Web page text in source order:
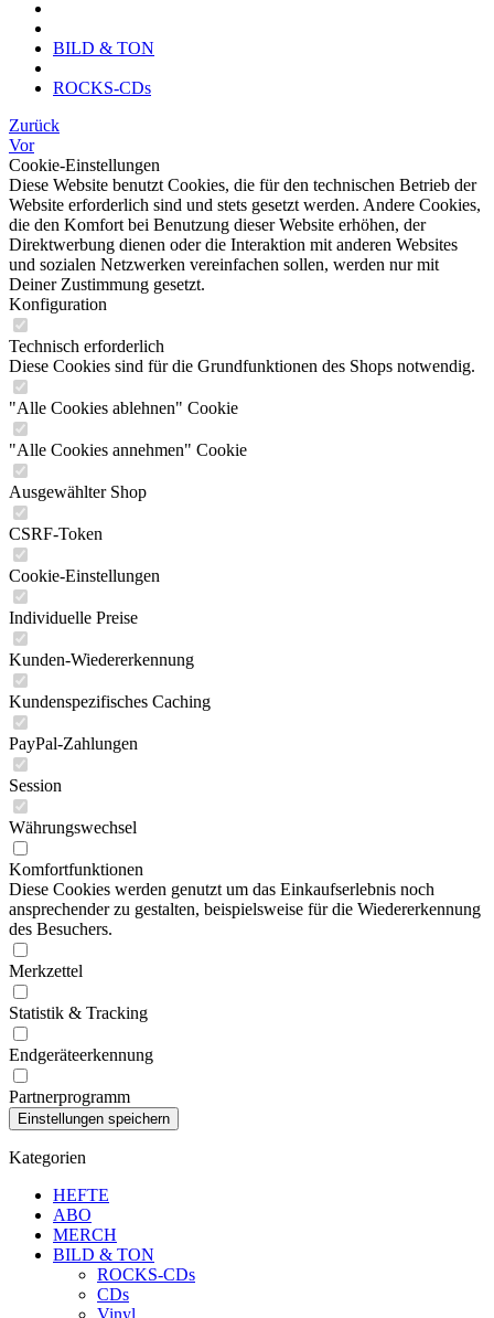
BILD & TON
ROCKS-CDs
Zurück
Vor
Cookie-Einstellungen
Diese Website benutzt Cookies, die für den technischen Betrieb der
Website erforderlich sind und stets gesetzt werden. Andere Cookies,
die den Komfort bei Benutzung dieser Website erhöhen, der
Direktwerbung dienen oder die Interaktion mit anderen Websites
und sozialen Netzwerken vereinfachen sollen, werden nur mit
Deiner Zustimmung gesetzt.
Konfiguration
Technisch erforderlich
Diese Cookies sind für die Grundfunktionen des Shops notwendig.
"Alle Cookies ablehnen" Cookie
"Alle Cookies annehmen" Cookie
Ausgewählter Shop
CSRF-Token
Cookie-Einstellungen
Individuelle Preise
Kunden-Wiedererkennung
Kundenspezifisches Caching
PayPal-Zahlungen
Session
Währungswechsel
Komfortfunktionen
Diese Cookies werden genutzt um das Einkaufserlebnis noch
ansprechender zu gestalten, beispielsweise für die Wiedererkennung
des Besuchers.
Merkzettel
Statistik & Tracking
Endgeräteerkennung
Partnerprogramm
Kategorien
HEFTE
ABO
MERCH
BILD & TON
ROCKS-CDs
CDs
Vinyl